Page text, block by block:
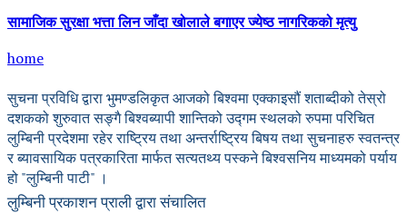
सामाजिक सुरक्षा भत्ता लिन जाँदा खोलाले बगाएर ज्येष्ठ नागरिकको मृत्यु
home
सुचना प्रविधि द्वारा भुमण्डलिकृत आजको बिश्वमा एक्काइसौं शताब्दीको तेस्रो
दशकको शुरुवात सङ्गै बिश्वब्यापी शान्तिको उद्गम स्थलको रुपमा परिचित
लुम्बिनी प्रदेशमा रहेर राष्ट्रिय तथा अन्तर्राष्ट्रिय बिषय तथा सुचनाहरु स्वतन्त्र
र ब्यावसायिक पत्रकारिता मार्फत सत्यतथ्य पस्कने बिश्वसनिय माध्यमको पर्याय
हो "लुम्बिनी पाटी" ।
लुम्बिनी प्रकाशन प्राली द्वारा संचालित